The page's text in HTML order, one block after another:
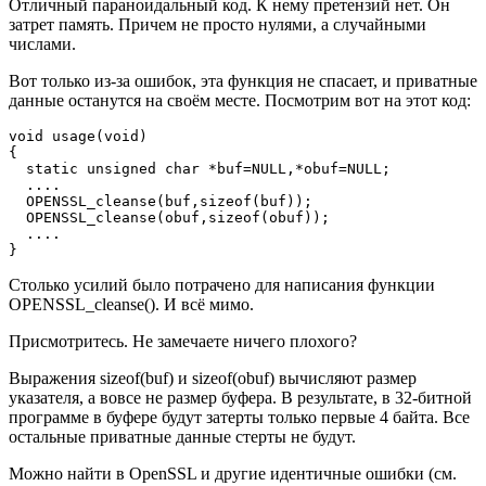
Отличный параноидальный код. К нему претензий нет. Он
затрет память. Причем не просто нулями, а случайными
числами.
Вот только из-за ошибок, эта функция не спасает, и приватные
данные останутся на своём месте. Посмотрим вот на этот код:
void usage(void)
{
  static unsigned char *buf=NULL,*obuf=NULL;
  ....
  OPENSSL_cleanse(buf,sizeof(buf));
  OPENSSL_cleanse(obuf,sizeof(obuf));
  ....
}
Столько усилий было потрачено для написания функции
OPENSSL_cleanse(). И всё мимо.
Присмотритесь. Не замечаете ничего плохого?
Выражения sizeof(buf) и sizeof(obuf) вычисляют размер
указателя, а вовсе не размер буфера. В результате, в 32-битной
программе в буфере будут затерты только первые 4 байта. Все
остальные приватные данные стерты не будут.
Можно найти в OpenSSL и другие идентичные ошибки (см.